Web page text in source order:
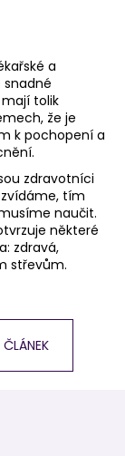
a
tolik
že je
k pochopení a
zdravotníci
tím
naučit.
některé
zdravá,
střevům.